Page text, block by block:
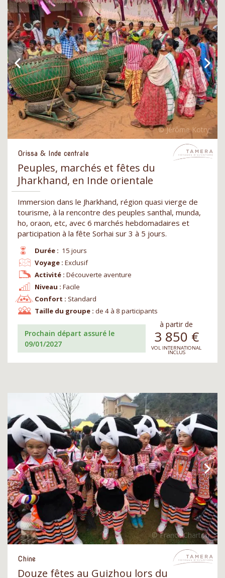
Orissa & Inde centrale
Peuples, marchés et fêtes du
Jharkhand, en Inde orientale
Immersion dans le Jharkhand, région quasi vierge de
tourisme, à la rencontre des peuples santhal, munda,
ho, oraon, etc, avec 6 marchés hebdomadaires et
participation à la fête Sorhai sur 3 à 5 jours.
Durée : 15 jours
Niveau : Facile
Voyage : Exclusif
Confort : Standard
Activité : Découverte aventure
Taille du groupe : de 4 à 8 participants
Prochain départ assuré le
09/01/2027
à partir de
3 850 €
VOL INTERNATIONAL
INCLUS
Chine
Douze fêtes au Guizhou lors du